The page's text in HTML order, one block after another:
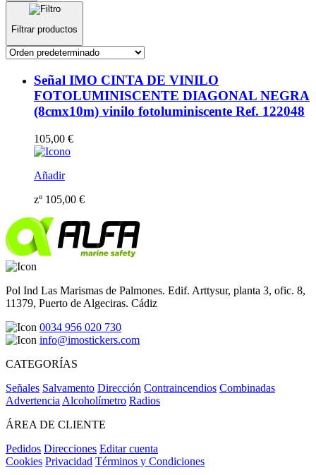
Filtrar productos
Señal IMO CINTA DE VINILO
FOTOLUMINISCENTE DIAGONAL NEGRA
(8cmx10m) vinilo fotoluminiscente Ref. 122048
105,00 €
Añadir
zº 105,00 €
Pol Ind Las Marismas de Palmones. Edif. Arttysur, planta 3, ofic. 8,
11379, Puerto de Algeciras. Cádiz
0034 956 020 730
info@imostickers.com
CATEGORÍAS
Señales Salvamento Dirección Contraincendios Combinadas
Advertencia Alcoholímetro Radios
ÁREA DE CLIENTE
Pedidos Direcciones Editar cuenta
Cookies Privacidad Términos y Condiciones